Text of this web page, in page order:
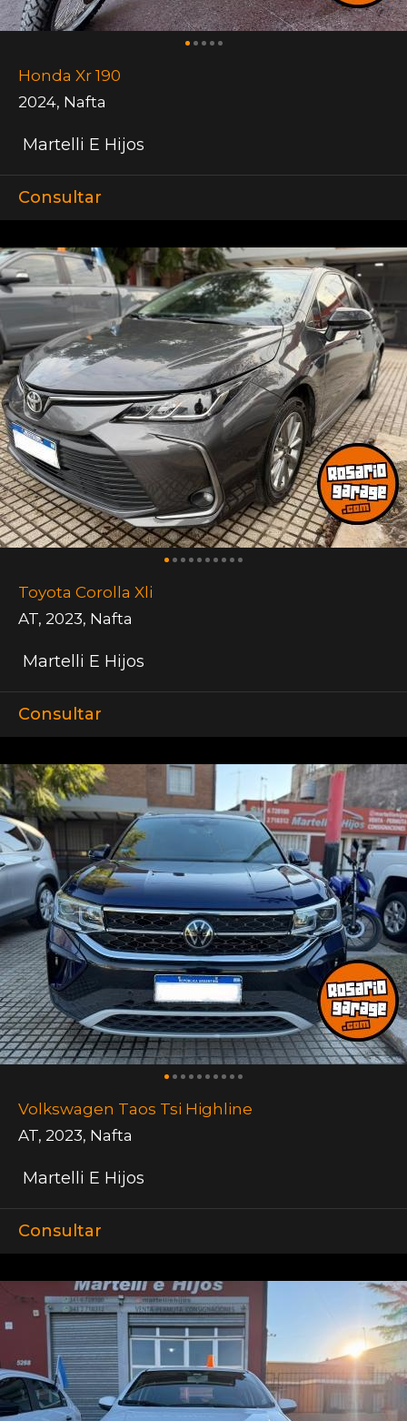
Honda Xr 190
2024, Nafta
Martelli E Hijos
Consultar
Toyota Corolla Xli
AT, 2023, Nafta
Martelli E Hijos
Consultar
Volkswagen Taos Tsi Highline
AT, 2023, Nafta
Martelli E Hijos
Consultar